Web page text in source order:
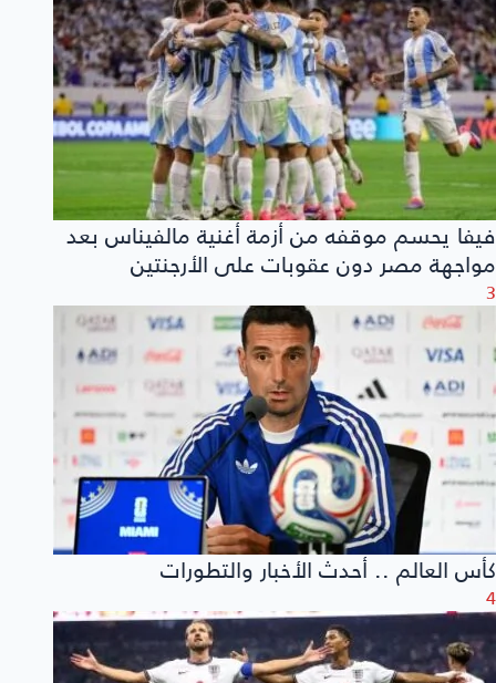
فيفا يحسم موقفه من أزمة أغنية مالفيناس بعد
مواجهة مصر دون عقوبات على الأرجنتين
3
كأس العالم .. أحدث الأخبار والتطورات
4